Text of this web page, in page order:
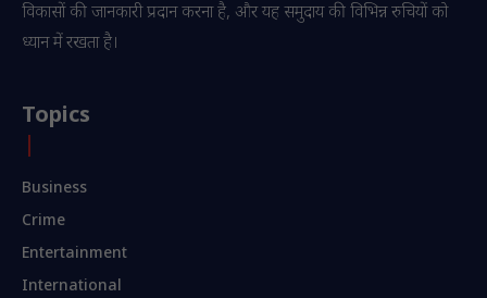
विकासों की जानकारी प्रदान करना है, और यह समुदाय की विभिन्न रुचियों को
ध्यान में रखता है।
Topics
Business
Crime
Entertainment
International